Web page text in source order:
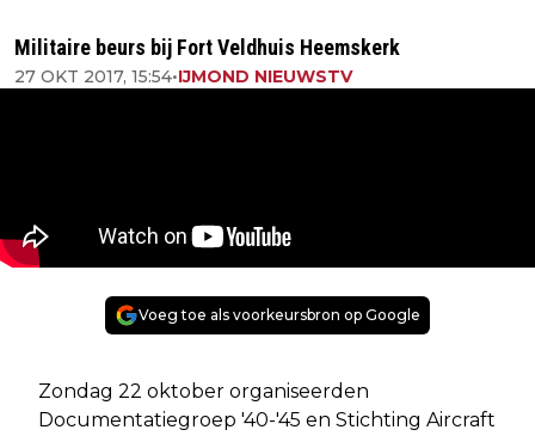
Militaire beurs bij Fort Veldhuis Heemskerk
27 OKT 2017, 15:54•IJMOND NIEUWSTV
Voeg toe als voorkeursbron op Google
Zondag 22 oktober organiseerden
Documentatiegroep '40-'45 en Stichting Aircraft